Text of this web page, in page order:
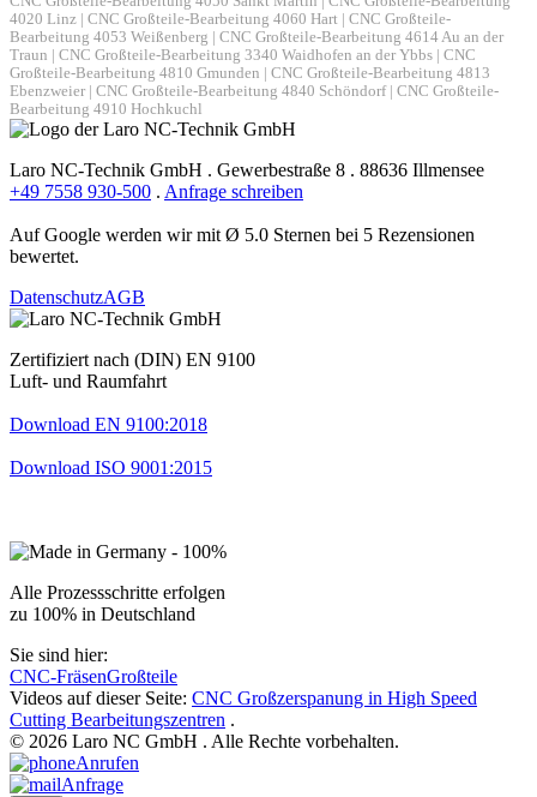
4020 Linz
CNC Großteile-Bearbeitung 4060 Hart
CNC Großteile-
Bearbeitung 4053 Weißenberg
CNC Großteile-Bearbeitung 4614 Au an der
Traun
CNC Großteile-Bearbeitung 3340 Waidhofen an der Ybbs
CNC
Großteile-Bearbeitung 4810 Gmunden
CNC Großteile-Bearbeitung 4813
Ebenzweier
CNC Großteile-Bearbeitung 4840 Schöndorf| CNC Großteile-
Bearbeitung 4910 Hochkuchl
Laro NC-Technik GmbH . Gewerbestraße 8 . 88636 Illmensee
+49 7558 930-500 . Anfrage schreiben
Auf Google werden wir mit Ø 5.0 Sternen bei 5 Rezensionen
bewertet.
DatenschutzAGB
Zertifiziert nach (DIN) EN 9100
Luft- und Raumfahrt
Download EN 9100:2018
Download ISO 9001:2015
Alle Prozessschritte erfolgen
zu 100% in Deutschland
Sie sind hier:
CNC-FräsenGroßteile
Videos auf dieser Seite: CNC Großzerspanung in High Speed
Cutting Bearbeitungszentren .
© 2026 Laro NC GmbH . Alle Rechte vorbehalten.
Anrufen
Anfrage